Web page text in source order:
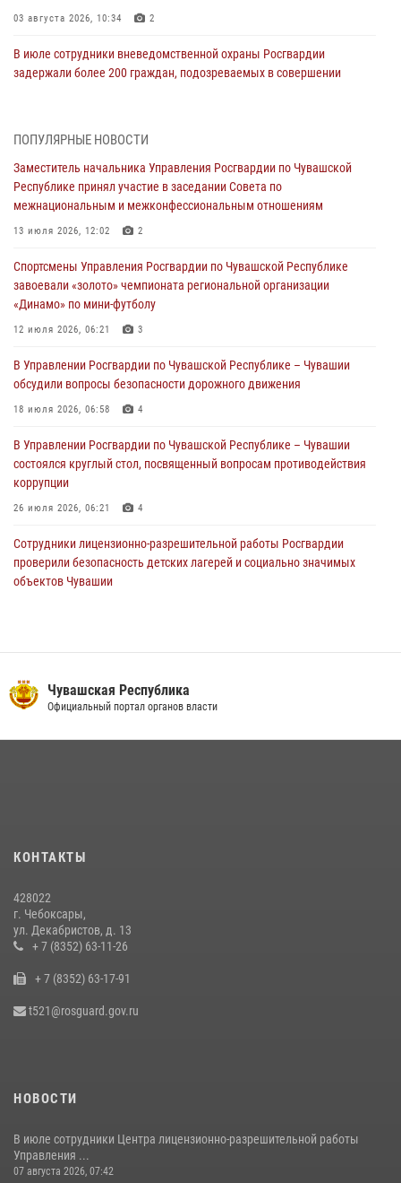
03 августа 2026, 10:34 2
В июле сотрудники вневедомственной охраны Росгвардии
задержали более 200 граждан, подозреваемых в совершении
мировой войне 1914-1918 годов
01 августа 2026, 07:19
В Ядрине сотрудники Росгвардии задержали подозреваемого в
01 августа 2026, 06:12
1 августа – День дежурной службы войск национальной гвардии
Российской Федерации
Директор Росгвардии Герой России генерал армии Виктор Золотов
поздравил специалистов подразделений тыла с профессиональным
01 августа 2026, 00:01
ПОПУЛЯРНЫЕ НОВОСТИ
Заместитель начальника Управления Росгвардии по Чувашской
Республике принял участие в заседании Совета по
межнациональным и межконфессиональным отношениям
13 июля 2026, 12:02 2
Спортсмены Управления Росгвардии по Чувашской Республике
завоевали «золото» чемпионата региональной организации
«Динамо» по мини-футболу
12 июля 2026, 06:21 3
В Управлении Росгвардии по Чувашской Республике – Чувашии
обсудили вопросы безопасности дорожного движения
18 июля 2026, 06:58 4
В Управлении Росгвардии по Чувашской Республике – Чувашии
состоялся круглый стол, посвященный вопросам противодействия
коррупции
26 июля 2026, 06:21 4
Сотрудники лицензионно-разрешительной работы Росгвардии
проверили безопасность детских лагерей и социально значимых
объектов Чувашии
14 июля 2026, 13:09 3
программы «Время СВОих» на Национальном телевидении Чувашии
27 июля 2026, 05:05
В преддверии сезона охоты Управление Росгвардии по Чувашской
Республике напоминает о правилах обращения с оружием
16 июля 2026, 12:46
При поддержке спецназа Росгвардии в Чувашии изъята крупная
Чувашская Республика
Официальный портал органов власти
КОНТАКТЫ
428022
г. Чебоксары,
ул. Декабристов, д. 13
+ 7 (8352) 63-11-26
+ 7 (8352) 63-17-91
t521@rosguard.gov.ru
НОВОСТИ
В июле сотрудники Центра лицензионно-разрешительной работы
Управления ...
07 августа 2026, 07:42